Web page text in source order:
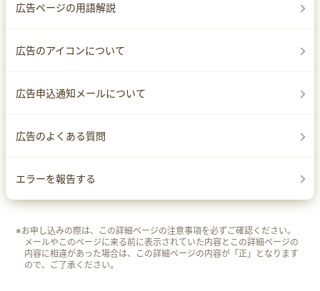
広告ページの用語解説
広告のアイコンについて
広告申込通知メールについて
広告のよくある質問
エラーを報告する
※お申し込みの際は、この詳細ページの注意事項を必ずご確認ください。
メールやこのページに来る前に表示されていた内容とこの詳細ページの
内容に相違があった場合は、この詳細ページの内容が「正」となります
ので、ご了承ください。